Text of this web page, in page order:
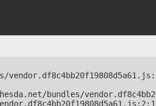
bundles/